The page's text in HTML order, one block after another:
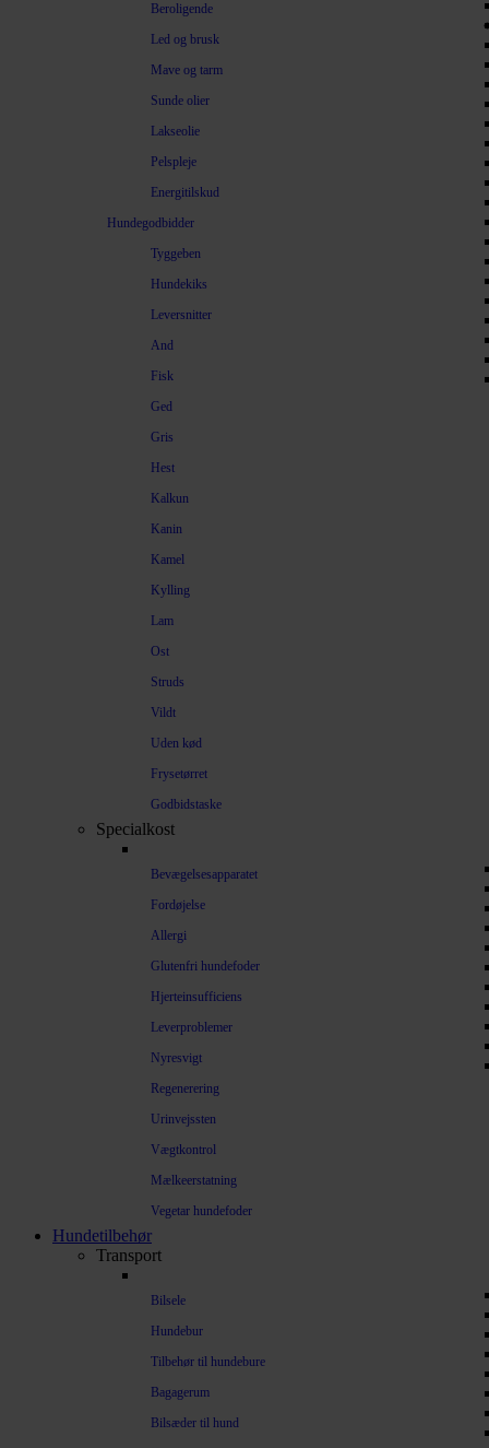
Beroligende
Led og brusk
Mave og tarm
Sunde olier
Lakseolie
Pelspleje
Energitilskud
Hundegodbidder
Tyggeben
Hundekiks
Leversnitter
And
Fisk
Ged
Gris
Hest
Kalkun
Kanin
Kamel
Kylling
Lam
Ost
Struds
Vildt
Uden kød
Frysetørret
Godbidstaske
Specialkost
Bevægelsesapparatet
Fordøjelse
Allergi
Glutenfri hundefoder
Hjerteinsufficiens
Leverproblemer
Nyresvigt
Regenerering
Urinvejssten
Vægtkontrol
Mælkeerstatning
Vegetar hundefoder
Hundetilbehør
Transport
Bilsele
Hundebur
Tilbehør til hundebure
Bagagerum
Bilsæder til hund